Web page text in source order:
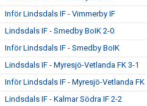
Inför Lindsdals IF - Vimmerby IF
Lindsdals IF - Smedby BoIK 2-0
Inför Lindsdals IF - Smedby BoIK
Lindsdals IF - Myresjö-Vetlanda FK 3-1
Inför Lindsdals IF - Myresjö-Vetlanda FK
Lindsdals IF - Kalmar Södra IF 2-2